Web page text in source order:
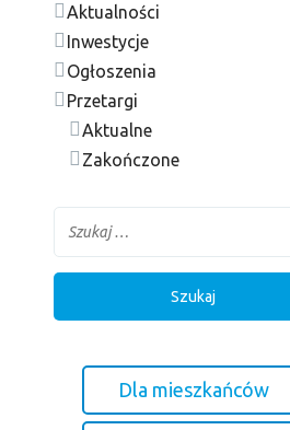
Aktualności
Inwestycje
Ogłoszenia
Przetargi
Aktualne
Zakończone
Dla mieszkańców